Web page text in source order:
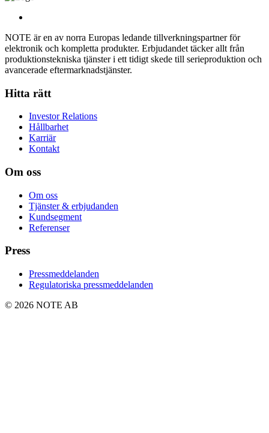
NOTE är en av norra Europas ledande tillverkningspartner för
elektronik och kompletta produkter. Erbjudandet täcker allt från
produktionstekniska tjänster i ett tidigt skede till serieproduktion och
avancerade eftermarknadstjänster.
Hitta rätt
Investor Relations
Hållbarhet
Karriär
Kontakt
Om oss
Om oss
Tjänster & erbjudanden
Kundsegment
Referenser
Press
Pressmeddelanden
Regulatoriska pressmeddelanden
© 2026 NOTE AB